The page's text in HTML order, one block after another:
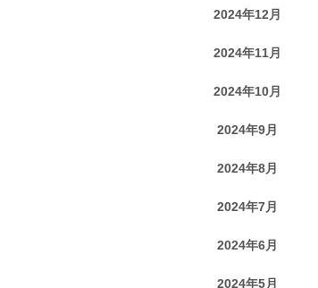
2024年12月
2024年11月
2024年10月
2024年9月
2024年8月
2024年7月
2024年6月
2024年5月